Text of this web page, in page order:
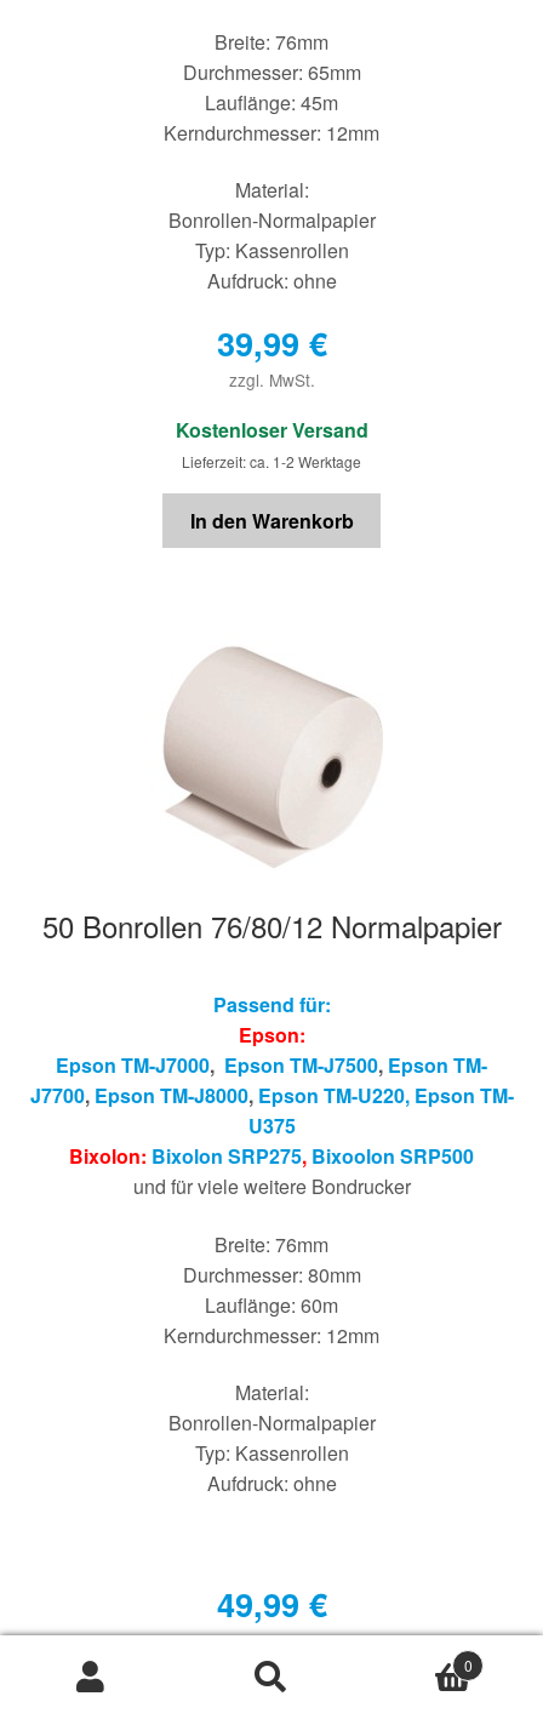
Breite: 76mm
Durchmesser: 65mm
Lauflänge: 45m
Kerndurchmesser: 12mm
Material:
Bonrollen-Normalpapier
Typ: Kassenrollen
Aufdruck: ohne
39,99 €
zzgl. MwSt.
€
Kostenloser Versand
Lieferzeit: ca. 1-2 Werktage
In den Warenkorb
50 Bonrollen 76/80/12 Normalpapier
Passend für:
Epson:
Epson TM-J7000, Epson TM-J7500, Epson TM-
J7700, Epson TM-J8000, Epson TM-U220, Epson TM-
U375
Bixolon: Bixolon SRP275, Bixoolon SRP500
und für viele weitere Bondrucker
Breite: 76mm
Durchmesser: 80mm
Lauflänge: 60m
Kerndurchmesser: 12mm
Material:
Bonrollen-Normalpapier
Typ: Kassenrollen
Aufdruck: ohne
49,99 €
zzgl. MwSt.
Kostenloser Versand
0